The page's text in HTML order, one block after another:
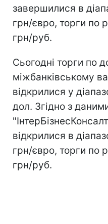
завершилися в
грн/євро, торги по
грн/руб.
Сьогодні торги по
міжбанківському
відкрилися у
дол. Згідно з
відкрилися в
грн/євро, торги
грн/руб.